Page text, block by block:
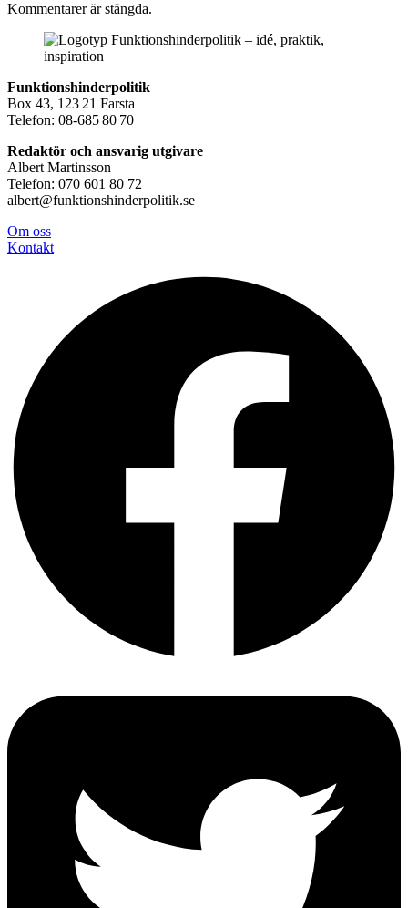
Kommentarer är stängda.
Funktionshinderpolitik
Box 43, 123 21 Farsta
Telefon: 08-685 80 70
Redaktör och ansvarig utgivare
Albert Martinsson
Telefon: 070 601 80 72
albert@funktionshinderpolitik.se
Om oss
Kontakt